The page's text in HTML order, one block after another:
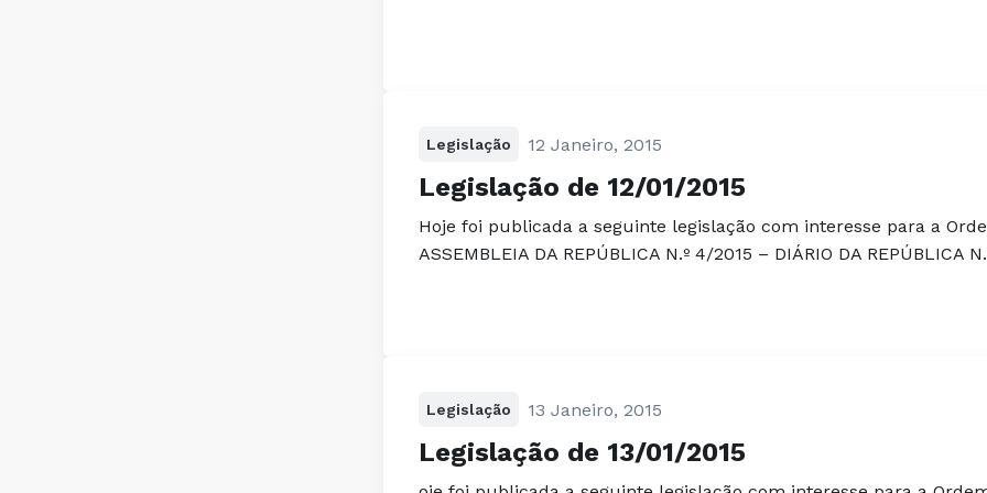
Legislação 12 Janeiro, 2015
Legislação de 12/01/2015
Hoje foi publicada a seguinte legislação com interesse para a
ASSEMBLEIA DA REPÚBLICA N.º 4/2015 – DIÁRIO DA REPÚBLICA
Legislação 13 Janeiro, 2015
Legislação de 13/01/2015